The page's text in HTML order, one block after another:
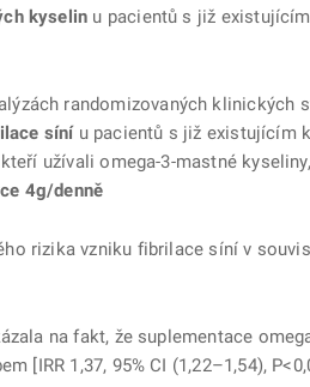
kyselin u pacientů s již
randomizovaných
síníu pacientů s již existujícím
užívali omega-3-mastné
4g/denně
rizika vzniku fibrilace síní v
na fakt, že suplementace
[IRR 1,37, 95% CI (1,22–1,54),